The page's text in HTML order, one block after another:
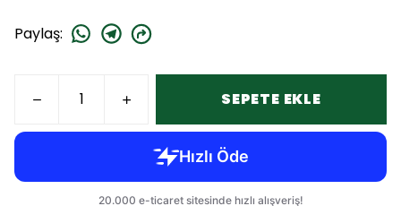
Paylaş:
SEPETE EKLE